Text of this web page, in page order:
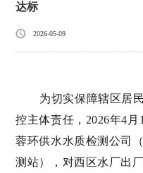
达标
2026-05-09
为切实保障辖区居
控主体责任 ， 2026年4 月
蓉环供水水质检测公司
测站），对西区水厂出